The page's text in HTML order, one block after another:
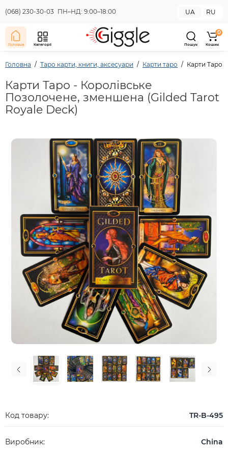
(068) 230-30-03 ПН–НД: 9:00–18:00 UA RU
Головна Категорії Пошук
0
Кошик
Головна Таро карти, книги, аксесуари Карти таро Карти Таро
Карти Таро - Королівське
Позолочене, зменшена (Gilded Tarot
Royale Deck)
Код товару: TR-B-495
Виробник: China